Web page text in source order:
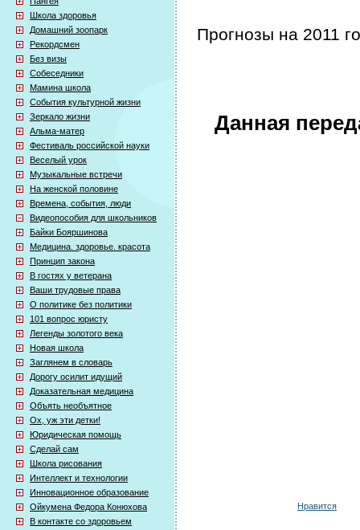
Школа здоровья
Домашний зоопарк
Рекордсмен
Без визы
Собеседники
Мамина школа
События культурной жизни
Зеркало жизни
Альма-матер
Фестиваль российской науки
Веселый урок
Музыкальные встречи
На женской половине
Времена, события, люди
Видеопособия для школьников
Байки Бояршинова
Медицина. здоровье. красота
Принцип закона
В гостях у ветерана
Ваши трудовые права
О политике без политики
101 вопрос юристу
Легенды золотого века
Новая школа
Заглянем в словарь
Дорогу осилит идущий
Доказательная медицина
Объять необъятное
Ох, уж эти детки!
Юридическая помощь
Сделай сам
Школа рисования
Интеллект и технологии
Инновационное образование
Ойкумена Федора Конюхова
В контакте со здоровьем
Прогнозы на 2011
Данная
Нравится